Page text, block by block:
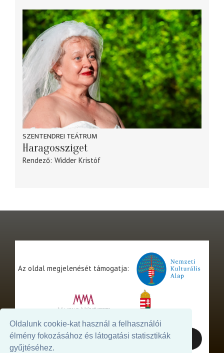
Oldalunk cookie-kat használ a felhasználói
élmény fokozásához és látogatási statisztikák
gyűjtéséhez.
SZENTENDREI TEÁTRUM
Haragossziget
Rendező Widder Kristóf
Az oldal megjelenését támogatja: